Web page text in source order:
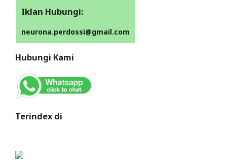
Iklan Hubungi:
neurona.perdossi@gmail.com
Hubungi Kami
Terindex di